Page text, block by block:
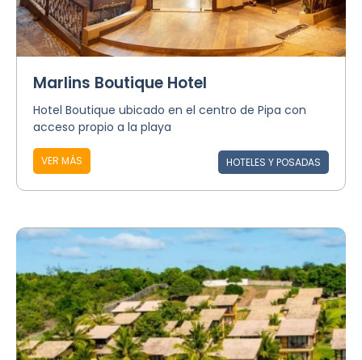
Marlins Boutique Hotel
Hotel Boutique ubicado en el centro de Pipa con
acceso propio a la playa
VER MÁS HOTELES Y POSADAS